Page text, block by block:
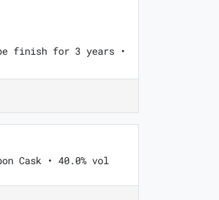
finish for 3 years •
Cask • 40.0% vol